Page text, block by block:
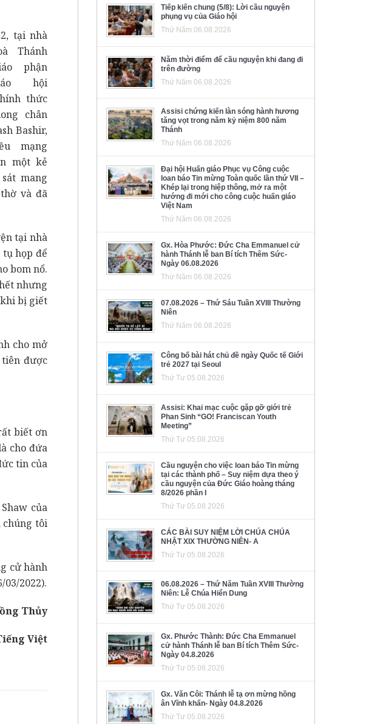
tại nhà
Thánh
phận
hội
thức
chân
Bashir,
mạng
một kẻ
mang
và đã
tại nhà
họp để
bom nổ.
nhưng
bị giết
cho mở
được
biết ơn
cho đứa
tin của
của
chúng tôi
cử hành
2022).
Thủy
Việt
Tiếp kiến chung (5/8): Lời cầu nguyện
phụng vụ của Giáo hội
Thứ Năm 06.08.2026
Năm thời điểm để cầu nguyện khi đang đi
trên đường
Thứ Năm 06.08.2026
Assisi chứng kiến làn sóng hành hương
tăng vọt trong năm kỷ niệm 800 năm
Thánh
Thứ Năm 06.08.2026
Đại hội Huấn giáo Phục vụ Công cuộc
loan báo Tin mừng Toàn quốc lần thứ VII –
Khép lại trong hiệp thông, mở ra một
hướng đi mới cho công cuộc huấn giáo
Việt Nam
Thứ Năm 06.08.2026
Gx. Hòa Phước: Đức Cha Emmanuel cử
hành Thánh lễ ban Bí tích Thêm Sức-
Ngày 06.08.2026
Thứ Năm 06.08.2026
07.08.2026 – Thứ Sáu Tuần XVIII Thường
Niên
Thứ Năm 06.08.2026
Công bố bài hát chủ đề ngày Quốc tế Giới
trẻ 2027 tại Seoul
Thứ Tư 05.08.2026
Assisi: Khai mạc cuộc gặp gỡ giới trẻ
Phan Sinh “GO! Franciscan Youth
Meeting”
Thứ Tư 05.08.2026
Cầu nguyện cho việc loan báo Tin mừng
tại các thành phố – Suy niệm dựa theo ý
cầu nguyện của Đức Giáo hoàng tháng
8/2026 phần I
Thứ Tư 05.08.2026
CÁC BÀI SUY NIỆM LỜI CHÚA CHÚA
NHẬT XIX THƯỜNG NIÊN- A
Thứ Tư 05.08.2026
06.08.2026 – Thứ Năm Tuần XVIII Thường
Niên: Lễ Chúa Hiển Dung
Thứ Tư 05.08.2026
Gx. Phước Thành: Đức Cha Emmanuel
cử hành Thánh lễ ban Bí tích Thêm Sức-
Ngày 04.8.2026
Thứ Tư 05.08.2026
Gx. Văn Côi: Thánh lễ tạ ơn mừng hồng
ân Vĩnh khấn- Ngày 04.8.2026
Thứ Tư 05.08.2026